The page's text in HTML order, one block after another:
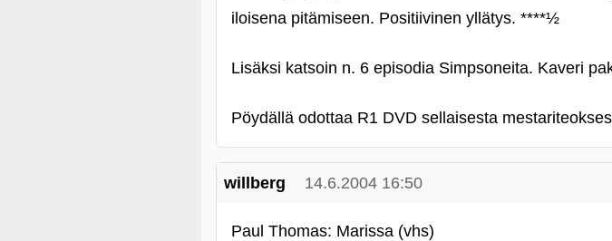
iloisena pitämiseen. Positiivinen yllätys. ****½
Lisäksi katsoin n. 6 episodia Simpsoneita. Kaveri
Pöydällä odottaa R1 DVD sellaisesta
willberg 14.6.2004 16:50
Paul Thomas: Marissa (vhs)